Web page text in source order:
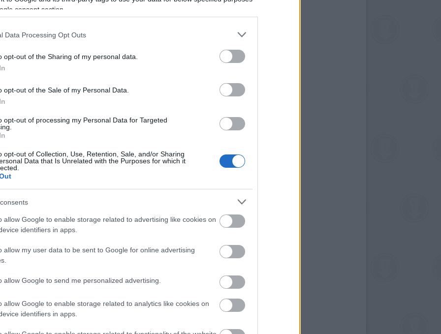
consent section.
Data Processing Opt Outs
opt-out of the Sharing of my personal data.
opt-out of the Sale of my Personal Data.
opt-out of processing my Personal Data for Targeted
opt-out of Collection, Use, Retention, Sale, and/or Sharing
Data that Is Unrelated with the Purposes for which it
allow Google to enable storage related to advertising like cookies on
identifiers in apps.
allow my user data to be sent to Google for online advertising
allow Google to send me personalized advertising.
allow Google to enable storage related to analytics like cookies on
identifiers in apps.
barátok, világos határok vannak köztünk, és
„nagyon szeretlek, és ezért majd elhiszed, hogy
próbálok feltenni, amiken keresztül maga a diák
viszont keveset tanítasz.
az áldozatról szól: jelenthet presztízst, lehet szó
lehet belőle. De nem az a legnagyobb
akár ingyen is, de akkor vehessem fel én a
ott, és csinálhassak végig egy többéves
nem kerültem. Székely Gábor egyszer hívott egy
el, hogy azt mondtam: szeretnék a módszerről
vesszük fel a diákokat. Ez nagyon zavarba
hogy csináljak például egy Hamlet-kurzust,
én nem így gondolkodom a tanításról; nem
ki a hallgatókon keresztül a művészetemet,
eljuttatni őket. Jövőre talán már elképzelhető
jövőre leköszönő rektora megkért,
egy kicsit last minute-hangulata van most,
Szerintem ezt öt évvel ezelőtt kellett volna
című előadásotok valóban provokatívan,
beszélt olyan témákról, mint a nemi és
patriarchális berendezkedés, idegengyűlölet
itthon létrejöhetett volna egy ugyanilyen
lenne a tanárok hozzáállása. Semmiképp nem